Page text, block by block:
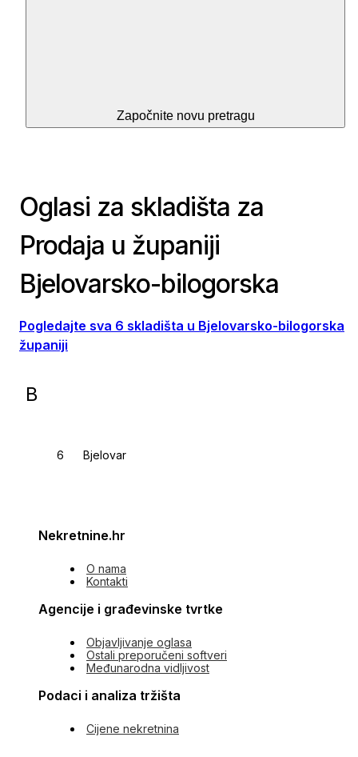
Započnite novu pretragu
Oglasi za skladišta za
Prodaja u županiji
Bjelovarsko-bilogorska
Pogledajte sva 6 skladišta u Bjelovarsko-bilogorska
županiji
B
Bjelovar
Nekretnine.hr
O nama
Kontakti
Agencije i građevinske tvrtke
Objavljivanje oglasa
Ostali preporučeni softveri
Međunarodna vidljivost
Podaci i analiza tržišta
Cijene nekretnina